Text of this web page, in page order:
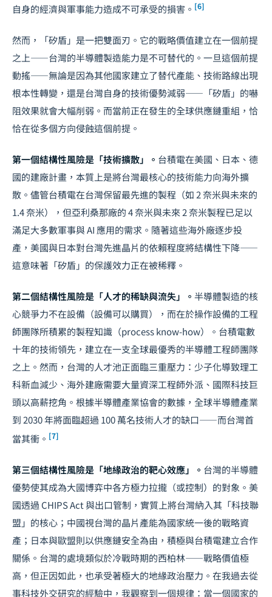
自身的經濟與軍事能力造成不可承受的損害。 [6]
然而，「矽盾」是一把雙面刃。它的戰略價值建立在一個前提
之上——台灣的半導體製造能力是不可替代的。一旦這個前提
動搖——無論是因為其他國家建立了替代產能、技術路線出現
根本性轉變，還是台灣自身的技術優勢減弱——「矽盾」的嚇
阻效果就會大幅削弱。而當前正在發生的全球供應鏈重組，恰
恰在從多個方向侵蝕這個前提。
第一個結構性風險是「技術擴散」。 台積電在美國、日本、德
國的建廠計畫，本質上是將台灣最核心的技術能力向海外擴
散。儘管台積電在台灣保留最先進的製程（如 2 奈米與未來的
1.4 奈米），但亞利桑那廠的 4 奈米與未來 2 奈米製程已足以
滿足大多數軍事與 AI 應用的需求。隨著這些海外廠逐步投
產，美國與日本對台灣先進晶片的依賴程度將結構性下降——
這意味著「矽盾」的保護效力正在被稀釋。
第二個結構性風險是「人才的稀缺與流失」。 半導體製造的核
心競爭力不在設備（設備可以購買），而在於操作設備的工程
師團隊所積累的製程知識（process know-how）。台積電數
十年的技術領先，建立在一支全球最優秀的半導體工程師團隊
之上。然而，台灣的人才池正面臨三重壓力： 少子化導致理工
科新血減少、海外建廠需要大量資深工程師外派、國際科技巨
頭以高薪挖角。根據半導體產業協會的數據，全球半導體產業
到 2030 年將面臨超過 100 萬名技術人才的缺口——而台灣首
當其衝。 [7]
第三個結構性風險是「地緣政治的靶心效應」。 台灣的半導體
優勢使其成為大國博弈中各方極力拉攏（或控制）的對象。美
國透過 CHIPS Act 與出口管制，實質上將台灣納入其「科技聯
盟」的核心；中國視台灣的晶片產能為國家統一後的戰略資
產；日本與歐盟則以供應鏈安全為由，積極與台積電建立合作
關係。台灣的處境類似於冷戰時期的西柏林——戰略價值極
高，但正因如此，也承受著極大的地緣政治壓力。在我過去從
事科技外交研究的經驗中，我觀察到一個規律：當一個國家的